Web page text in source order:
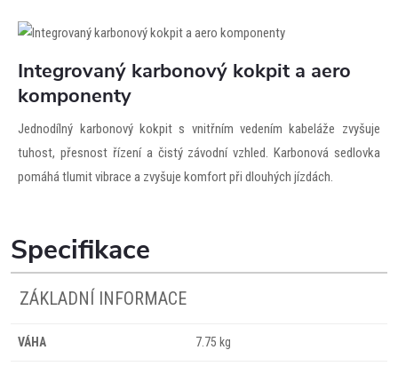
Integrovaný karbonový kokpit a aero
komponenty
Jednodílný karbonový kokpit s vnitřním vedením kabeláže zvyšuje
tuhost, přesnost řízení a čistý závodní vzhled. Karbonová sedlovka
pomáhá tlumit vibrace a zvyšuje komfort při dlouhých jízdách.
Specifikace
ZÁKLADNÍ INFORMACE
VÁHA 7.75 kg